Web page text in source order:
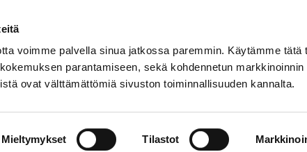
voimme palvella sinua jatkossa paremmin. Käytämme tätä
parantamiseen, sekä kohdennetun markkinoinnin
ovat välttämättömiä sivuston toiminnallisuuden kannalta.
Mieltymykset Tilastot